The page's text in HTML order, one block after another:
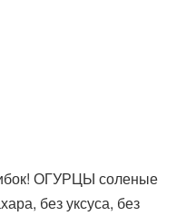
ОГУРЦЫ соленые
без уксуса, без